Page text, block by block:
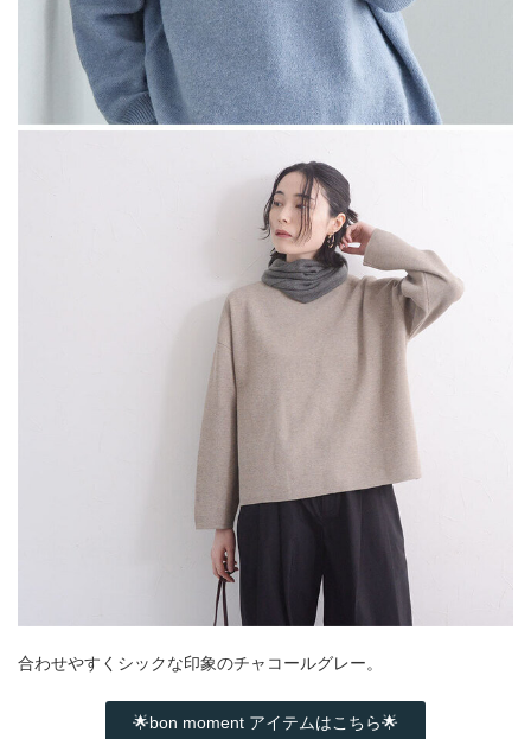
合わせやすくシックな印象のチャコールグレー。
🌟bon moment アイテムはこちら🌟